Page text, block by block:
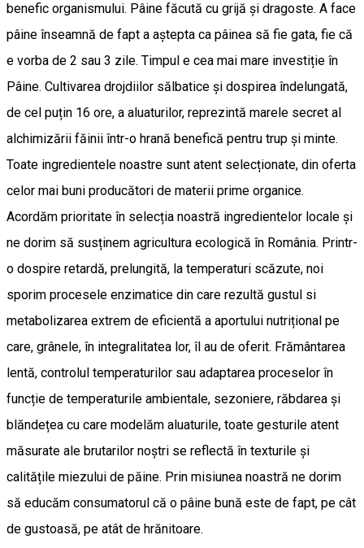
benefic organismului. Pâine făcută cu grijă și dragoste. A face
pâine înseamnă de fapt a aștepta ca pâinea să fie gata, fie că
e vorba de 2 sau 3 zile. Timpul e cea mai mare investiție în
Pâine. Cultivarea drojdiilor sălbatice și dospirea îndelungată,
de cel puțin 16 ore, a aluaturilor, reprezintă marele secret al
alchimizării făinii într-o hrană benefică pentru trup și minte.
Toate ingredientele noastre sunt atent selecționate, din oferta
celor mai buni producători de materii prime organice.
Acordăm prioritate în selecția noastră ingredientelor locale și
ne dorim să susținem agricultura ecologică în România. Printr-
o dospire retardă, prelungită, la temperaturi scăzute, noi
sporim procesele enzimatice din care rezultă gustul si
metabolizarea extrem de eficientă a aportului nutrițional pe
care, grânele, în integralitatea lor, îl au de oferit. Frământarea
lentă, controlul temperaturilor sau adaptarea proceselor în
funcție de temperaturile ambientale, sezoniere, răbdarea și
blăndețea cu care modelăm aluaturile, toate gesturile atent
măsurate ale brutarilor noștri se reflectă în texturile și
calitățile miezului de păine. Prin misiunea noastră ne dorim
să educăm consumatorul că o pâine bună este de fapt, pe cât
de gustoasă, pe atât de hrănitoare.